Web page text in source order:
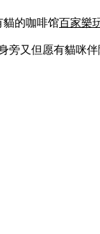
貓的咖啡馆百家樂
旁又但愿有貓咪